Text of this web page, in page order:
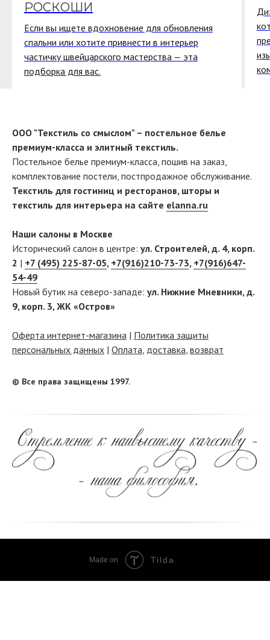
РОСКОШИ
Если вы ищете вдохновение для обновления
спальни или хотите привнести в интерьер
частичку швейцарского мастерства — эта
подборка для вас.
ООО "Текстиль со смыслом" – постельное белье
премиум-класса и элитный текстиль.
Постельное белье премиум-класса, пошив на заказ,
комплектование постели, постпродажное обслуживание.
Текстиль для гостиниц и ресторанов, шторы и
текстиль для интерьера на сайте elanna.ru
Наши салоны в Москве
Исторический салон в центре: ул. Строителей, д. 4, корп.
2 | +7 (495) 225-87-05, +7(916)210-73-73, +7(916)647-
54-49
Новый бутик на северо-западе: ул. Нижние Мневники, д.
9, корп. 3, ЖК «Остров»
Оферта интернет-магазина | Политика защиты
персональных данных | Оплата, доставка, возврат
© Все права защищены 1997.
Made on Tilda